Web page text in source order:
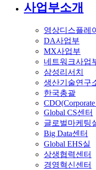
사업부소개
영상디스플레
DA사업부
MX사업부
네트워크사업
삼성리서치
생산기술연구
한국총괄
Global CS센터
글로벌마케팅
Big Data센터
Global EHS실
상생협력센터
경영혁신센터